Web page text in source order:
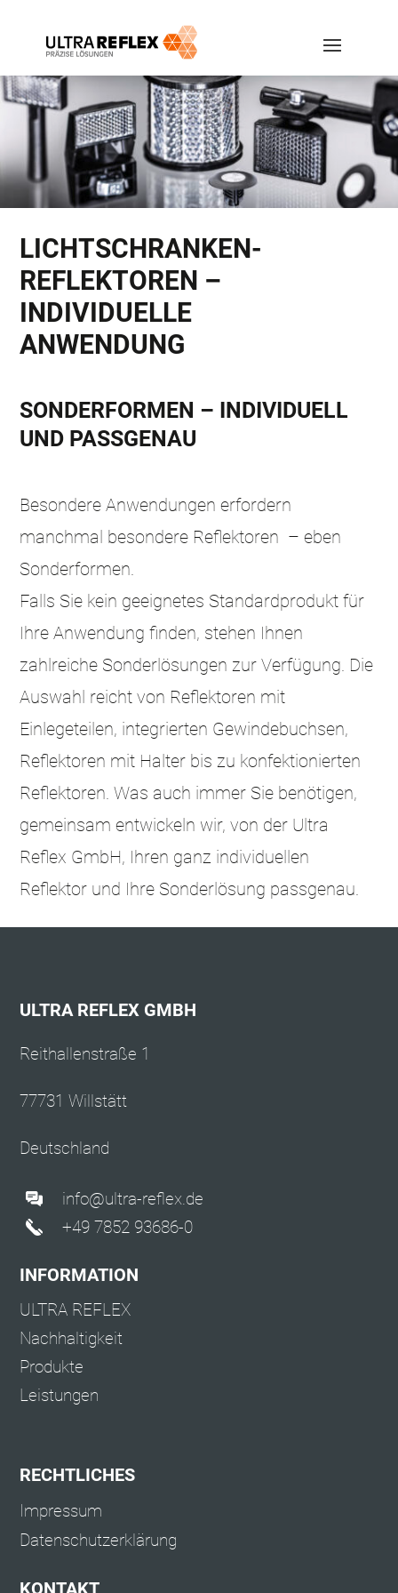
LICHTSCHRANKEN-
REFLEKTOREN –
INDIVIDUELLE
ANWENDUNG
SONDERFORMEN – INDIVIDUELL
UND PASSGENAU
Besondere Anwendungen erfordern
manchmal besondere Reflektoren – eben
Sonderformen.
Falls Sie kein geeignetes Standardprodukt für
Ihre Anwendung finden, stehen Ihnen
zahlreiche Sonderlösungen zur Verfügung. Die
Auswahl reicht von Reflektoren mit
Einlegeteilen, integrierten Gewindebuchsen,
Reflektoren mit Halter bis zu konfektionierten
Reflektoren. Was auch immer Sie benötigen,
gemeinsam entwickeln wir, von der Ultra
Reflex GmbH, Ihren ganz individuellen
Reflektor und Ihre Sonderlösung passgenau.
ULTRA REFLEX GMBH
Reithallenstraße 1
77731 Willstätt
Deutschland
info@ultra-reflex.de
+49 7852 93686-0
INFORMATION
ULTRA REFLEX
Nachhaltigkeit
Produkte
Leistungen
RECHTLICHES
Impressum
Datenschutzerklärung
KONTAKT